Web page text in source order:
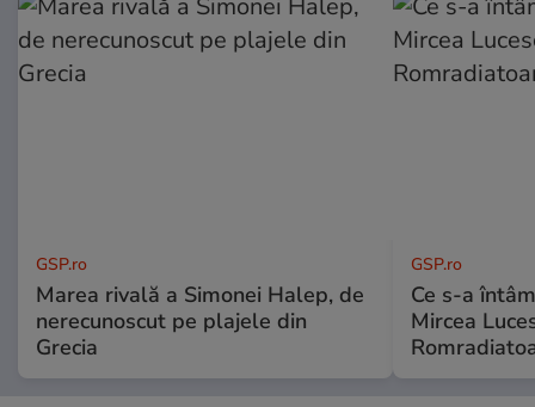
GSP.ro
Marea rivală a Simonei Halep, de
nerecunoscut pe plajele din
Grecia
GSP.ro
Ce s-a
Mircea